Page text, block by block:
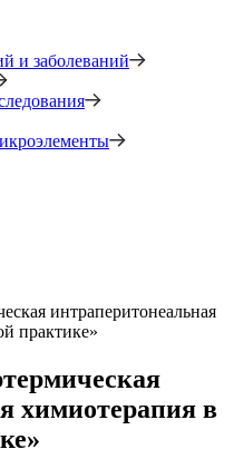
и заболеваний
интраперитонеальная
практике»
химиотерапия в